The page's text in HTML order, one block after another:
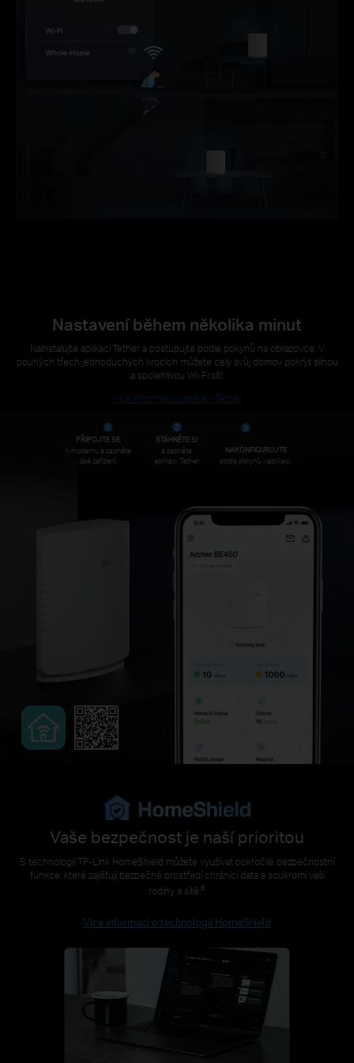
Nastavení během několika minut
Nainstalujte aplikaci Tether a postupujte podle pokynů na obrazovce. V
pouhých třech jednoduchých krocích můžete celý svůj domov pokrýt silnou
a spolehlivou Wi-Fi sítí.
Více informací o aplikaci Tether
PŘIPOJTE SE
k modemu a zapněte
obě zařízení.
STÁHNĚTE SI
a zapněte
aplikaci Tether.
NAKONFIGURUJTE
podle pokynů v aplikaci.
Vaše bezpečnost je naší prioritou
S technologií TP-Link HomeShield můžete využívat pokročilé bezpečnostní
funkce, které zajišťují bezpečné prostředí chránící data a soukromí vaší
rodiny a sítě. 6
Více informací o technologii HomeShield